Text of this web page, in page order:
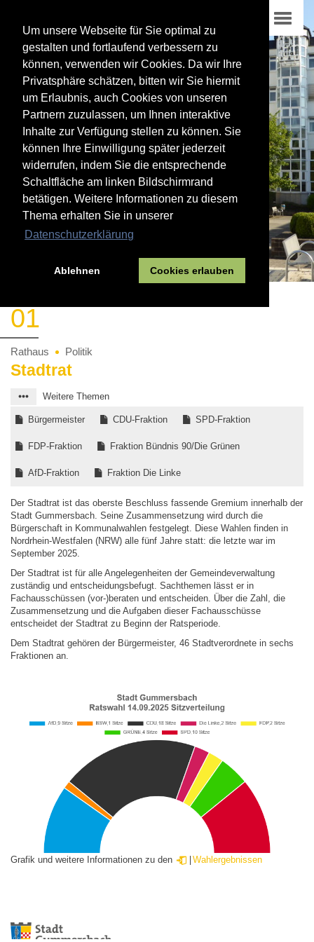
Um unsere Webseite für Sie optimal zu
gestalten und fortlaufend verbessern zu
können, verwenden wir Cookies. Da wir Ihre
Privatsphäre schätzen, bitten wir Sie hiermit
um Erlaubnis, auch Cookies von unseren
Partnern zuzulassen, um Ihnen interaktive
Inhalte zur Verfügung stellen zu können. Sie
können Ihre Einwilligung später jederzeit
widerrufen, indem Sie die entsprechende
Schaltfläche am linken Bildschirmrand
betätigen. Weitere Informationen zu diesem
Thema erhalten Sie in unserer
Datenschutzerklärung
Ablehnen Cookies erlauben
01
Rathaus Politik
Stadtrat
Weitere Themen
Bürgermeister CDU-Fraktion SPD-Fraktion
FDP-Fraktion Fraktion Bündnis 90/Die Grünen
AfD-Fraktion Fraktion Die Linke
Der Stadtrat ist das oberste Beschluss fassende Gremium innerhalb der
Stadt Gummersbach. Seine Zusammensetzung wird durch die
Bürgerschaft in Kommunalwahlen festgelegt. Diese Wahlen finden in
Nordrhein-Westfalen (NRW) alle fünf Jahre statt: die letzte war im
September 2025.
Der Stadtrat ist für alle Angelegenheiten der Gemeindeverwaltung
zuständig und entscheidungsbefugt. Sachthemen lässt er in
Fachausschüssen (vor-)beraten und entscheiden. Über die Zahl, die
Zusammensetzung und die Aufgaben dieser Fachausschüsse
entscheidet der Stadtrat zu Beginn der Ratsperiode.
Dem Stadtrat gehören der Bürgermeister, 46 Stadtverordnete in sechs
Fraktionen an.
Grafik und weitere Informationen zu den Wahlergebnissen